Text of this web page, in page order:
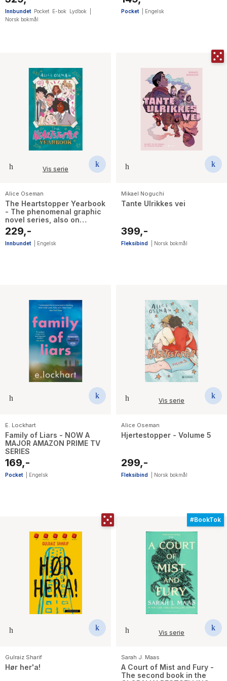
Innbundet Pocket E-bok Lydbok
Norsk bokmål
taking first book in the
GLOBALLY BESTSELLING
Pocket Engelsk
Vis serie
Alice Oseman
The Heartstopper Yearbook
- The phenomenal graphic
novel series, also on
Netflix!
229,-
Innbundet Engelsk
Mikael Noguchi
Tante Ulrikkes vei
399,-
Fleksibind Norsk bokmål
E. Lockhart
Family of Liars - NOW A
MAJOR AMAZON PRIME TV
SERIES
169,-
Pocket Engelsk
Vis serie
Alice Oseman
Hjertestopper - Volume 5
299,-
Fleksibind Norsk bokmål
Gulraiz Sharif
Hør her'a!
#BookTok
Vis serie
Sarah J. Maas
A Court of Mist and Fury -
The second book in the